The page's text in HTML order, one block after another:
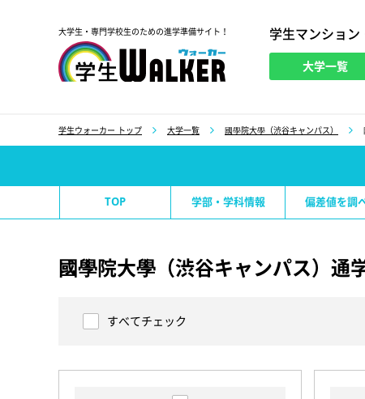
大学生・専門学校生のための進学準備サイト！ 学生マンショ
大学一覧
学生ウォーカー トップ 大学一覧 國學院大學（渋谷キャンパス）
TOP 学部・学科情報 偏差値を調
國學院大學（渋谷キャンパス）通
すべてチェック